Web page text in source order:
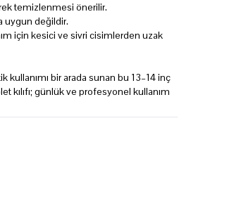
temizlenmesi önerilir.
uygun değildir.
için kesici ve sivri cisimlerden uzak
kullanımı bir arada sunan bu 13–14 inç
kılıfı; günlük ve profesyonel kullanım